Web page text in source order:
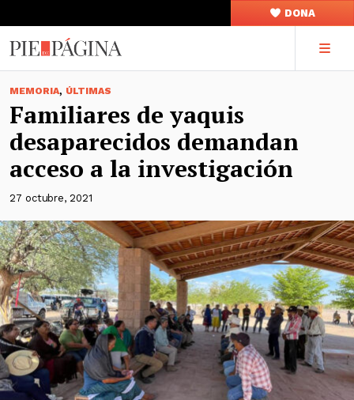
DONA
MEMORIA, ÚLTIMAS
Familiares de yaquis
desaparecidos demandan
acceso a la investigación
27 octubre, 2021